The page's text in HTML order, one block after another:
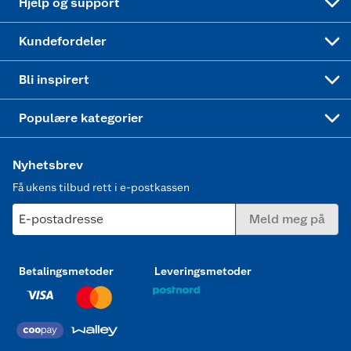
Kundefordeler
Bli inspirert
Populære kategorier
Nyhetsbrev
Få ukens tilbud rett i e-postkassen
E-postadresse Meld meg på
Betalingsmetoder Leveringsmetoder